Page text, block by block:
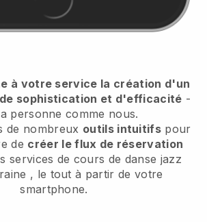
à votre service la création d'un
sophistication et d'efficacité -
personne comme nous.
de nombreux outils intuitifs pour
de créer le flux de réservation
services de cours de danse jazz
, le tout à partir de votre
smartphone.